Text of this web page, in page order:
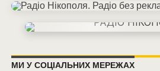
МИ У СОЦІАЛЬНИХ МЕРЕЖАХ